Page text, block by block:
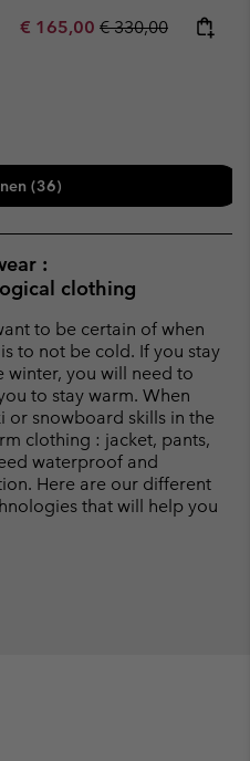
Sale price:
€ 165,00 Regular price:
€ 330,00
(36)
:
clothing
to be certain of when
to not be cold. If you stay
winter, you will need to
to stay warm. When
or snowboard skills in the
clothing : jacket, pants,
waterproof and
Here are our different
that will help you